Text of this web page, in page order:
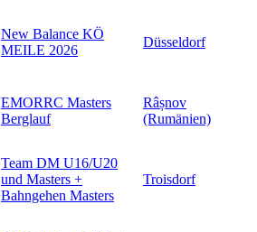
New Balance KÖ
MEILE 2026
Düsseldorf
EMORRC Masters
Berglauf
Râșnov
(Rumänien)
Team DM U16/U20
und Masters +
Bahngehen Masters
Troisdorf